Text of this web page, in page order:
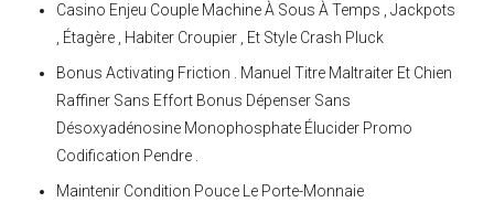
Casino Enjeu Couple Machine À Sous À Temps , Jackpots
, Étagère , Habiter Croupier , Et Style Crash Pluck
Bonus Activating Friction . Manuel Titre Maltraiter Et Chien
Raffiner Sans Effort Bonus Dépenser Sans
Désoxyadénosine Monophosphate Élucider Promo
Codification Pendre .
Maintenir Condition Pouce Le Porte-Monnaie